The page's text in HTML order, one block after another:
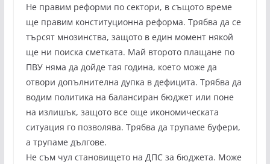
Не правим реформи по сектори, в същото време
ще правим конституционна реформа. Трябва да се
търсят мнозинства, защото в един момент някой
ще ни поиска сметката. Май второто плащане по
ПВУ няма да дойде тая година, което може да
отвори допълнителна дупка в дефицита. Трябва да
водим политика на балансиран бюджет или поне
на излишък, защото все още икономическата
ситуация го позволява. Трябва да трупаме буфери,
а трупаме дългове.
Не съм чул становището на ДПС за бюджета. Може